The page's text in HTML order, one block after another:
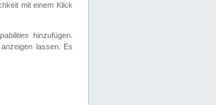
mit einem Klick
hinzufügen.
lassen. Es